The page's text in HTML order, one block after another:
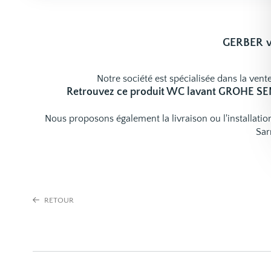
Notre société est spécialisée dans la
Retrouvez ce produit WC lavant GROHE
Nous proposons également la livraison ou
RETOUR